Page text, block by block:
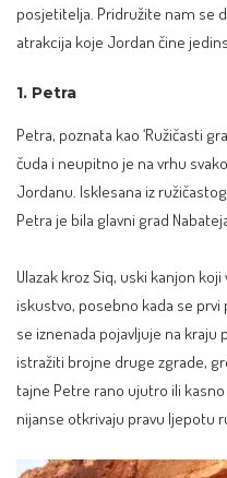
posjetitelja. Pridružite nam se
atrakcija koje Jordan čine
1. Petra
Petra, poznata kao ‘Ružičasti
čuda i neupitno je na vrhu
Jordanu. Isklesana iz
Petra je bila glavni grad
Ulazak kroz Siq, uski kanjon
iskustvo, posebno kada se
se iznenada pojavljuje na
istražiti brojne druge zgrade,
tajne Petre rano ujutro ili
nijanse otkrivaju pravu ljepotu